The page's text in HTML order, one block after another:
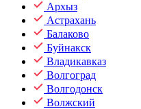
Архыз
Астрахань
Балаково
Буйнакск
Владикавказ
Волгоград
Волгодонск
Волжский